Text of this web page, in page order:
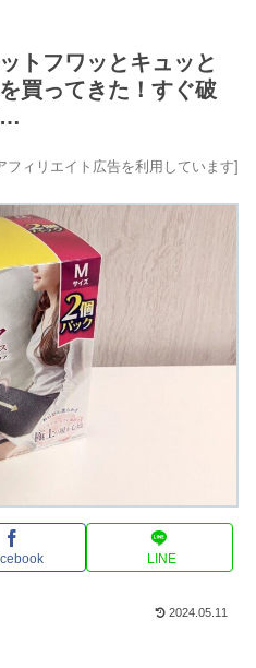
トフワッとキュッと
買ってきた！すぐ破
…
フィリエイト広告を利用しています]
LINE
2024.05.11